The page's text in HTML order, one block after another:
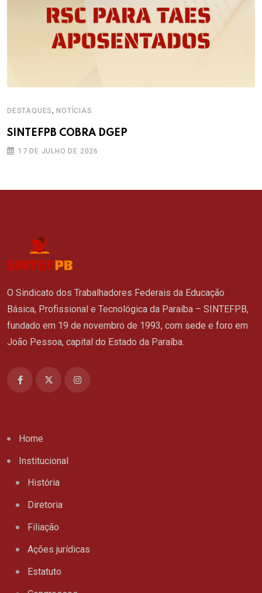
DESTAQUES,NOTÍCIAS
SINTEFPB COBRA DGEP
17 DE JULHO DE 2026
O Sindicato dos Trabalhadores Federais da Educação
Básica, Profissional e Tecnológica da Paraíba – SINTEFPB,
fundado em 19 de novembro de 1993, com sede e foro em
João Pessoa, capital do Estado da Paraíba.
Home
Institucional
História
Diretoria
Filiação
Ações jurídicas
Estatuto